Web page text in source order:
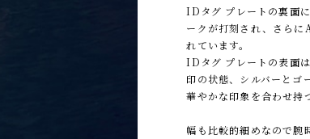
IDタグ プレートの裏面
ークが打刻され、さら
れています。
IDタグ プレートの表面
印の状態、シルバーとゴ
華やかな印象を合わせ持
幅も比較的細めなので腕